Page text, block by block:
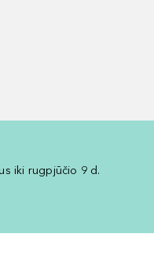
iki rugpjūčio 9 d.